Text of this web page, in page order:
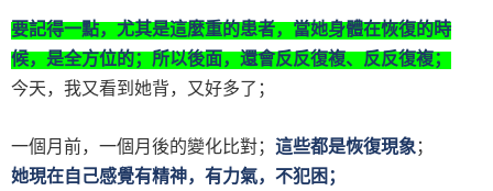
要記得一點，尤其是這麼重的患者，當她身體在恢復的時
候，是全方位的；所以後面，還會反反復複、反反復複；
今天，我又看到她背，又好多了；
一個月前，一個月後的變化比對； 這些都是恢復現象；
她現在自己感覺有精神，有力氣，不犯困；